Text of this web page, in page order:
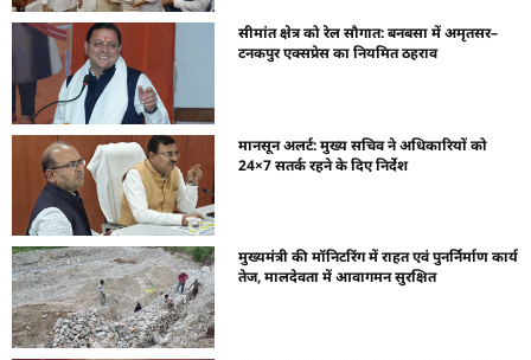
सीमांत क्षेत्र को रेल सौगात: बनबसा में अमृतसर–
टनकपुर एक्सप्रेस का नियमित ठहराव
मानसून अलर्ट: मुख्य सचिव ने अधिकारियों को
24×7 सतर्क रहने के दिए निर्देश
मुख्यमंत्री की मॉनिटरिंग में राहत एवं पुनर्निर्माण कार्य
तेज, मालदेवता में आवागमन सुरक्षित